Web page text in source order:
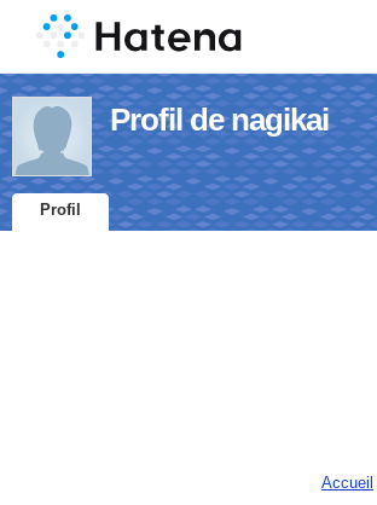
Profil de nagikai
Profil
Accueil